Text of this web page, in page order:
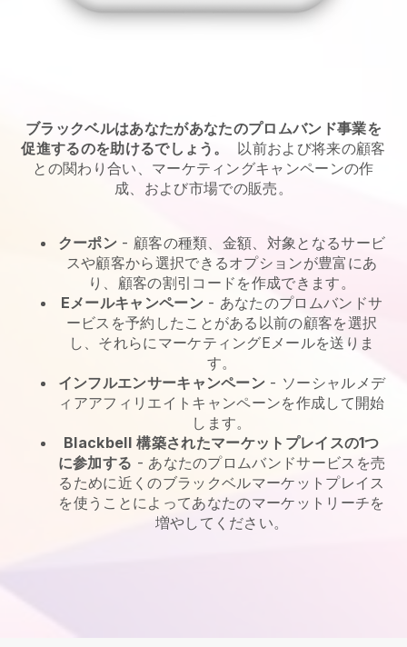
ブラックベルはあなたがあなたのプロムバンド事業を
促進するのを助けるでしょう。
以前および将来の顧客
との関わり合い、マーケティングキャンペーンの作
成、および市場での販売。
クーポン- 顧客の種類、金額、対象となるサービ
スや顧客から選択できるオプションが豊富にあ
り、顧客の割引コードを作成できます。
Eメールキャンペーン- あなたのプロムバンドサ
ービスを予約したことがある以前の顧客を選択
し、それらにマーケティングEメールを送りま
す。
インフルエンサーキャンペーン - ソーシャルメデ
ィアアフィリエイトキャンペーンを作成して開始
します。
Blackbell 構築されたマーケットプレイスの1つ
に参加する - あなたのプロムバンドサービスを売
るために近くのブラックベルマーケットプレイス
を使うことによってあなたのマーケットリーチを
増やしてください。